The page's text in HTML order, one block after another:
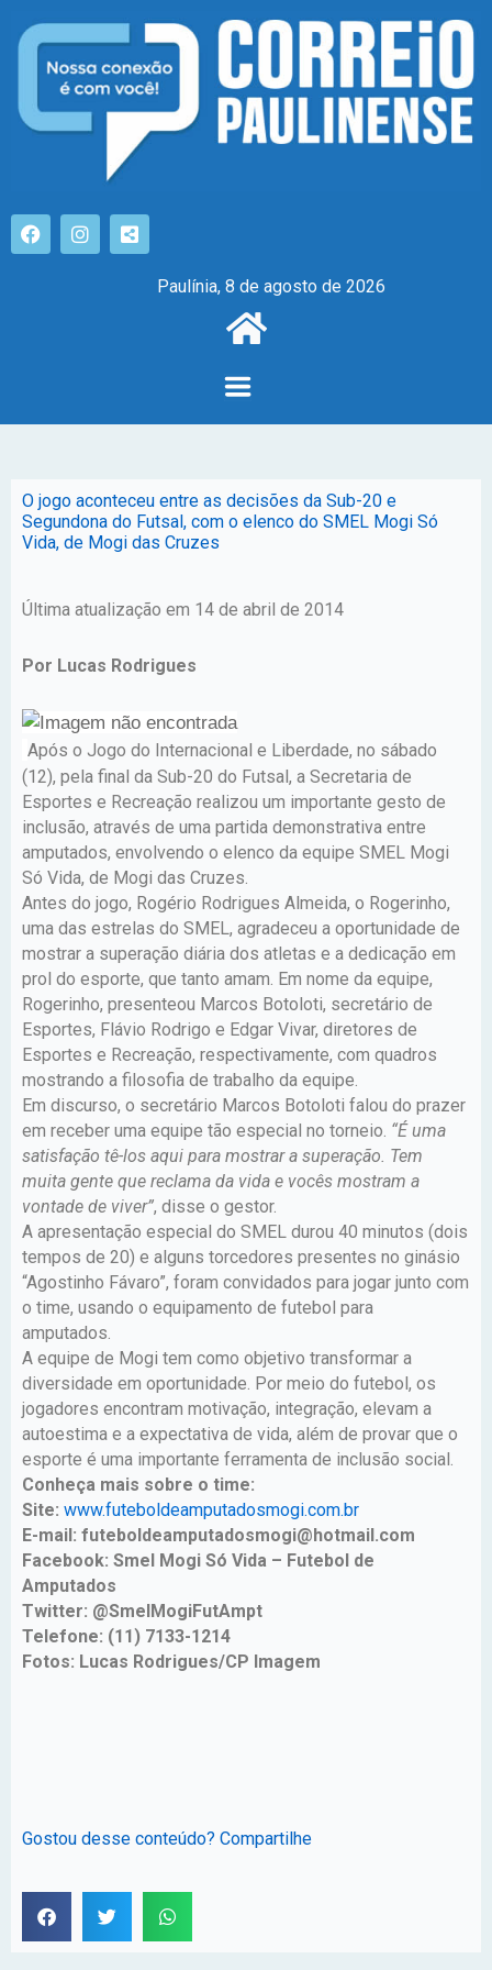
Paulínia, 8 de agosto de 2026
O jogo aconteceu entre as decisões da Sub-20 e
Segundona do Futsal, com o elenco do SMEL Mogi Só
Vida, de Mogi das Cruzes
Última atualização em 14 de abril de 2014
Por Lucas Rodrigues
Após o Jogo do Internacional e Liberdade, no sábado
(12), pela final da Sub-20 do Futsal, a Secretaria de
Esportes e Recreação realizou um importante gesto de
inclusão, através de uma partida demonstrativa entre
amputados, envolvendo o elenco da equipe SMEL Mogi
Só Vida, de Mogi das Cruzes.
Antes do jogo, Rogério Rodrigues Almeida, o Rogerinho,
uma das estrelas do SMEL, agradeceu a oportunidade de
mostrar a superação diária dos atletas e a dedicação em
prol do esporte, que tanto amam. Em nome da equipe,
Rogerinho, presenteou Marcos Botoloti, secretário de
Esportes, Flávio Rodrigo e Edgar Vivar, diretores de
Esportes e Recreação, respectivamente, com quadros
mostrando a filosofia de trabalho da equipe.
Em discurso, o secretário Marcos Botoloti falou do prazer
em receber uma equipe tão especial no torneio. “É uma
satisfação tê-los aqui para mostrar a superação. Tem
muita gente que reclama da vida e vocês mostram a
vontade de viver”, disse o gestor.
A apresentação especial do SMEL durou 40 minutos (dois
tempos de 20) e alguns torcedores presentes no ginásio
“Agostinho Fávaro”, foram convidados para jogar junto com
o time, usando o equipamento de futebol para
amputados.
A equipe de Mogi tem como objetivo transformar a
diversidade em oportunidade. Por meio do futebol, os
jogadores encontram motivação, integração, elevam a
autoestima e a expectativa de vida, além de provar que o
esporte é uma importante ferramenta de inclusão social.
Conheça mais sobre o time:
Site: www.futeboldeamputadosmogi.com.br
E-mail: futeboldeamputadosmogi@hotmail.com
Facebook: Smel Mogi Só Vida – Futebol de
Amputados
Twitter: @SmelMogiFutAmpt
Telefone: (11) 7133-1214
Fotos: Lucas Rodrigues/CP Imagem
Gostou desse conteúdo? Compartilhe